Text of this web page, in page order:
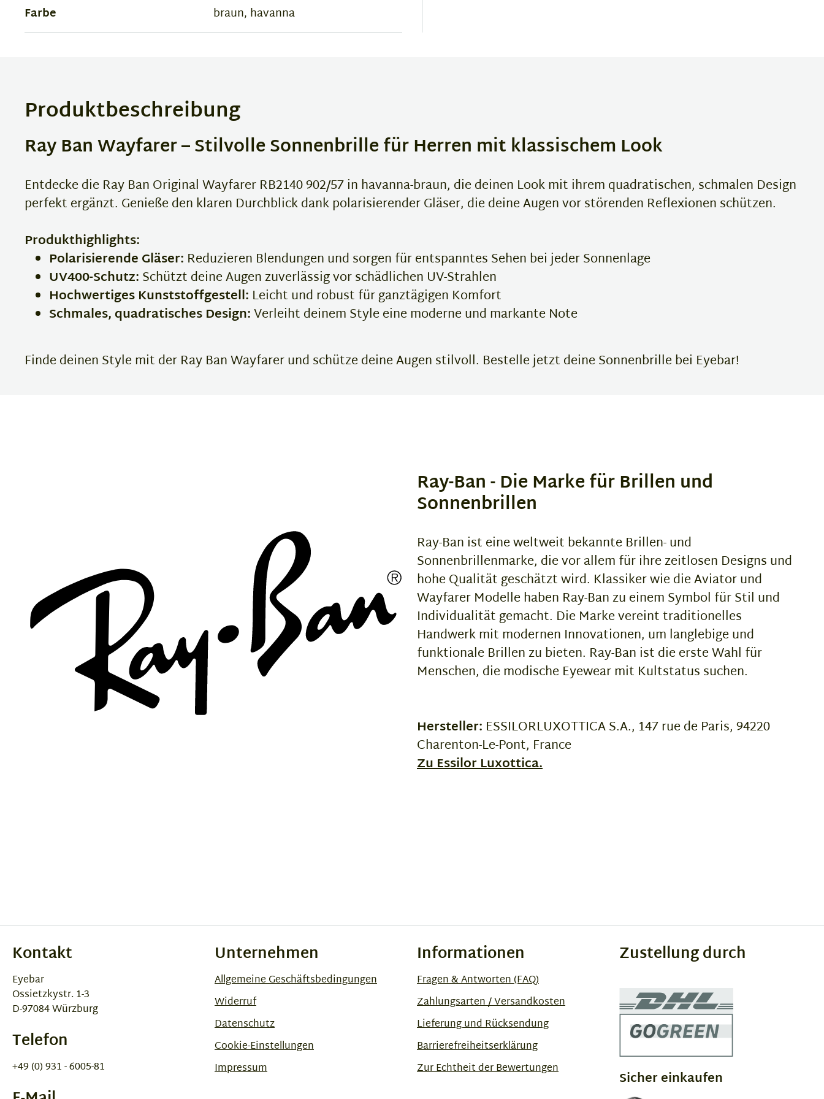
Farbe braun, havanna
Produktbeschreibung
Ray Ban Wayfarer – Stilvolle Sonnenbrille für Herren mit klassischem Look
Entdecke die Ray Ban Original Wayfarer RB2140 902/57 in havanna-braun, die deinen Look mit ihrem quadratischen, schmalen Design
perfekt ergänzt. Genieße den klaren Durchblick dank polarisierender Gläser, die deine Augen vor störenden Reflexionen schützen.
Produkthighlights:
Polarisierende Gläser: Reduzieren Blendungen und sorgen für entspanntes Sehen bei jeder Sonnenlage
UV400-Schutz:Schützt deine Augen zuverlässig vor schädlichen UV-Strahlen
Hochwertiges Kunststoffgestell: Leicht und robust für ganztägigen Komfort
Schmales, quadratisches Design:Verleiht deinem Style eine moderne und markante Note
Finde deinen Style mit der Ray Ban Wayfarer und schütze deine Augen stilvoll. Bestelle jetzt deine Sonnenbrille bei Eyebar!
Ray-Ban - Die Marke für Brillen und
Sonnenbrillen
Ray-Ban ist eine weltweit bekannte Brillen- und
Sonnenbrillenmarke, die vor allem für ihre zeitlosen Designs und
hohe Qualität geschätzt wird. Klassiker wie die Aviator und
Wayfarer Modelle haben Ray-Ban zu einem Symbol für Stil und
Individualität gemacht. Die Marke vereint traditionelles
Handwerk mit modernen Innovationen, um langlebige und
funktionale Brillen zu bieten. Ray-Ban ist die erste Wahl für
Menschen, die modische Eyewear mit Kultstatus suchen.
Hersteller: ESSILORLUXOTTICA S.A., 147 rue de Paris, 94220
Charenton-Le-Pont, France
Zu Essilor Luxottica.
Kontakt
Eyebar
Ossietzkystr. 1-3
D-97084 Würzburg
Telefon
+49 (0) 931 - 6005-81
Unternehmen
Allgemeine Geschäftsbedingungen
Widerruf
Datenschutz
Cookie-Einstellungen
Impressum
Informationen
Fragen & Antworten (FAQ)
Zahlungsarten / Versandkosten
Lieferung und Rücksendung
Barrierefreiheitserklärung
Zur Echtheit der Bewertungen
Zustellung durch
Sicher einkaufen